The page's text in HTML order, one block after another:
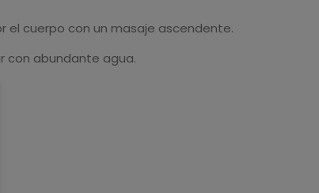
el cuerpo con un masaje ascendente.
con abundante agua.